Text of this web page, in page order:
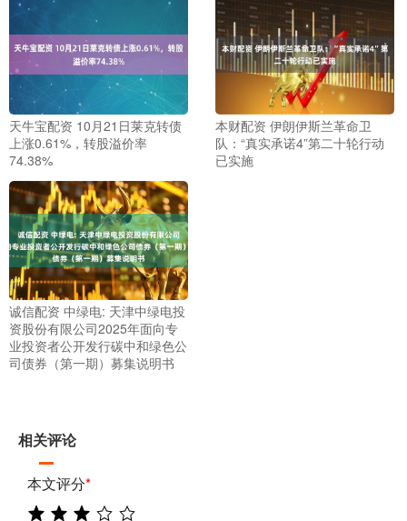
天牛宝配资 10月21日莱克转债
上涨0.61%，转股溢价率
74.38%
本财配资 伊朗伊斯兰革命卫
队：“真实承诺4”第二十轮行动
已实施
诚信配资 中绿电: 天津中绿电投
资股份有限公司2025年面向专
业投资者公开发行碳中和绿色公
司债券（第一期）募集说明书
相关评论
本文评分*